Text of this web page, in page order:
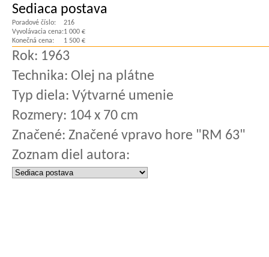
Sediaca postava
Poradové číslo:
216
Vyvolávacia cena:1 000 €
Konečná cena:
1 500 €
Rok: 1963
Technika: Olej na plátne
Typ diela: Výtvarné umenie
Rozmery: 104 x 70 cm
Značené: Značené vpravo hore "RM 63"
Zoznam diel autora: